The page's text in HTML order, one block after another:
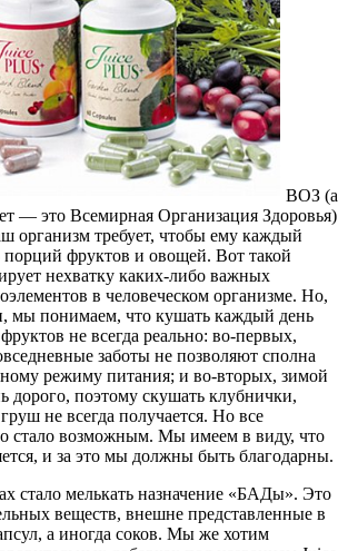
ВОЗ (а
— это Всемирная Организация Здоровья)
организм требует, чтобы ему каждый
порций фруктов и овощей. Вот такой
нехватку каких-либо важных
в человеческом организме. Но,
мы понимаем, что кушать каждый день
не всегда реально: во-первых,
заботы не позволяют сполна
режиму питания; и во-вторых, зимой
дорого, поэтому скушать клубнички,
не всегда получается. Но все
стало возможным. Мы имеем в виду, что
и за это мы должны быть благодарны.
стало мелькать назначение «БАДы». Это
веществ, внешне представленные в
а иногда соков. Мы же хотим